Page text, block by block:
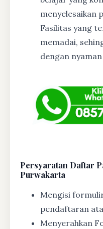
menyelesaikan
Fasilitas yang
memadai,
dengan
Persyaratan Daftar
Purwakarta
Mengisi
pendaftaran
Menyerahkan